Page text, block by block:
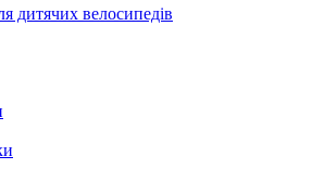
дитячих велосипедів